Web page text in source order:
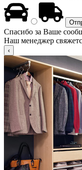
Спасибо за Ваше
Наш менеджер